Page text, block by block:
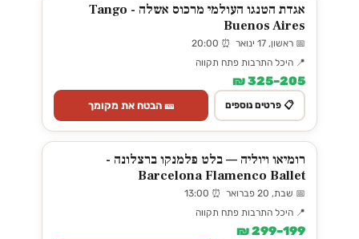
אגדת הטנגו העולמי מרכוס אשלה - Tango
Buenos Aires
📅 ראשון, 17 ינואר ⏰ 20:00
📍 היכל התרבות פתח תקווה
205–325 ₪
📋 פרטים נוספים 🎫 הבטח את מקומך
רומיאו ויוליה — בלט פלמנקו ברצלונה -
Barcelona Flamenco Ballet
📅 שבת, 20 פברואר ⏰ 13:00
📍 היכל התרבות פתח תקווה
199–299 ₪